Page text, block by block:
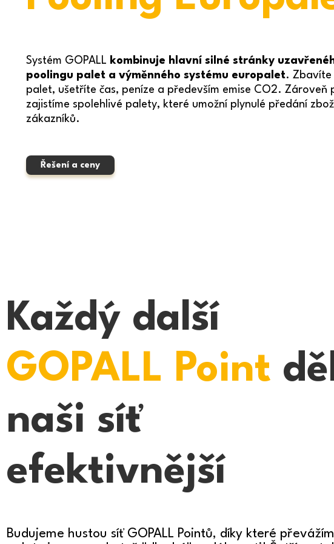
Systém GOPALL kombinuje hlavní silné stránky
poolingu palet a výměnného systému europalet. Zbavíte
palet, ušetříte čas, peníze a především emise CO2. Zároveň
zajistíme spolehlivé palety, které umožní plynulé předání
zákazníků.
Řešení a ceny
Každý další
GOPALL Point
naši síť
efektivnější
Budujeme hustou síť GOPALL Pointů, díky které